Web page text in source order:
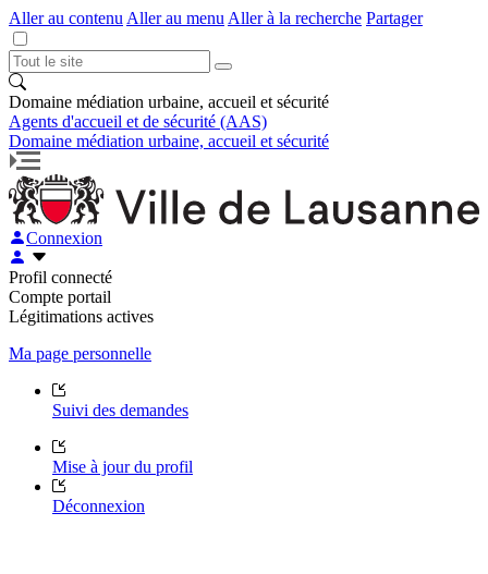
Aller au contenu Aller au menu Aller à la recherche Partager
Domaine médiation urbaine, accueil et sécurité
Agents d'accueil et de sécurité (AAS)
Domaine médiation urbaine, accueil et sécurité
Connexion
Profil connecté
Compte portail
Légitimations actives
Ma page personnelle
Suivi des demandes
Mise à jour du profil
Déconnexion